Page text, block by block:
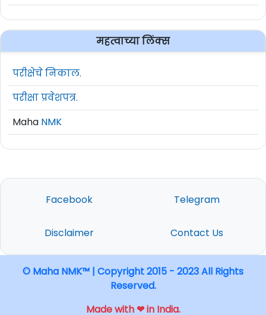
महत्वाच्या लिंक्स
परीक्षेचे निकाल.
परीक्षा प्रवेशपत्र.
Maha NMK
Facebook Telegram
Disclaimer Contact Us
© Maha NMK™ | Copyright 2015 - 2023 All Rights
Reserved.
Made with ❤ in India.